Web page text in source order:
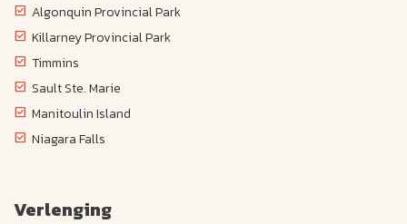
Algonquin Provincial Park
Killarney Provincial Park
Timmins
Sault Ste. Marie
Manitoulin Island
Niagara Falls
Verlenging